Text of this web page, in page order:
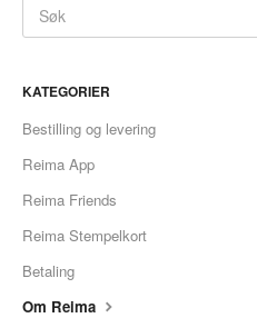
KATEGORIER
Bestilling og levering
Reima App
Reima Friends
Reima Stempelkort
Betaling
Om Reima